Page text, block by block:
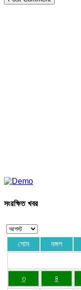
সংরক্ষিত খবর
সোম মঙ্গল
৩ ৪